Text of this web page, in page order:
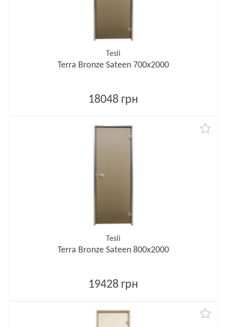
Tesli
Terra Bronze Sateen 700х2000
18048 грн
Tesli
Terra Bronze Sateen 800х2000
19428 грн